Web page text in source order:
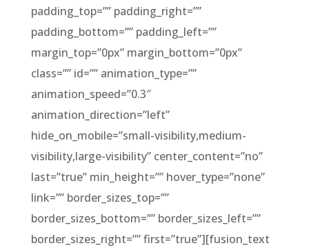
padding_top=”” padding_right=””
padding_bottom=”” padding_left=””
margin_top=”0px” margin_bottom=”0px”
class=”” id=”” animation_type=””
animation_speed=”0.3″
animation_direction=”left”
hide_on_mobile=”small-visibility,medium-
visibility,large-visibility” center_content=”no”
last=”true” min_height=”” hover_type=”none”
link=”” border_sizes_top=””
border_sizes_bottom=”” border_sizes_left=””
border_sizes_right=”” first=”true”][fusion_text